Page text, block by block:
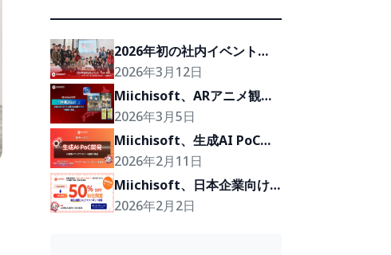
2026年初の社内イベント
「Cafe BOD」、クライアン
トの『Growth Partner』を
目指して
2026年3月12日
Miichisoft、ARアニメ観光
体験プロジェクト「沖縄
2Go！」の開発に参画
2026年3月5日
Miichisoft、生成AI PoC開
発サービスを提供開始。アイ
デアを2〜4週間で実現可能
なプロトタイプに。
2026年2月11日
Miichisoft、日本企業向け
に「Dify AIチャットボッ
2026年2月2日